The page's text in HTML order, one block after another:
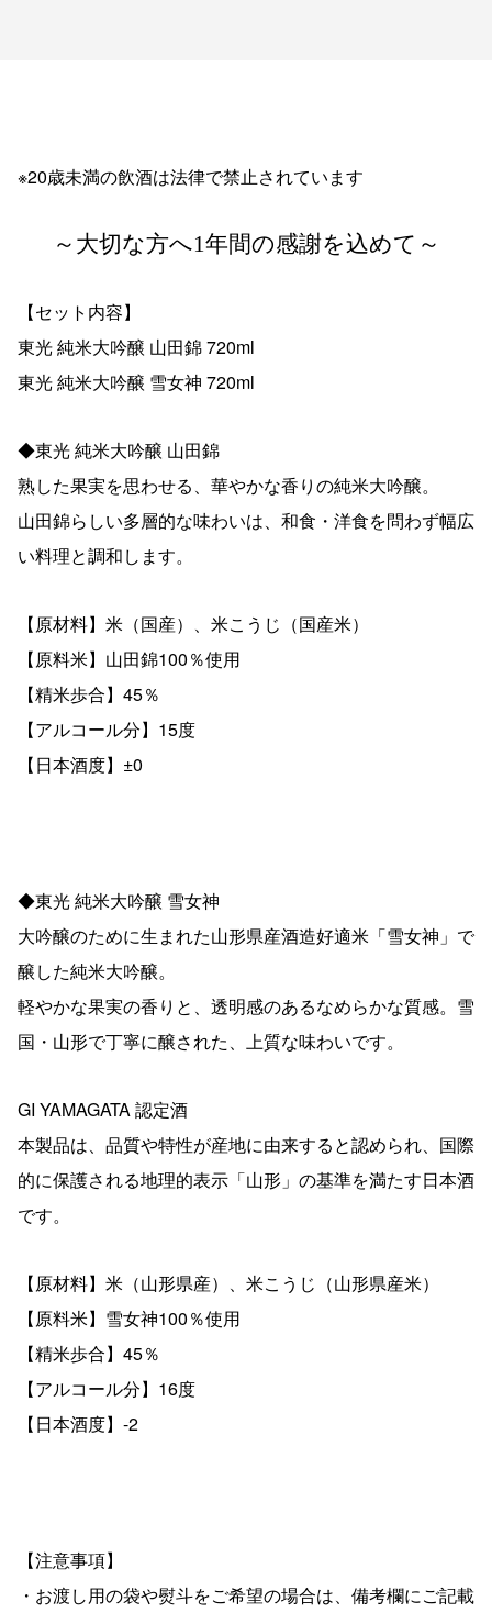
※20歳未満の飲酒は法律で禁止されています
～大切な方へ1年間の感謝を込めて～
【セット内容】
東光 純米大吟醸 山田錦 720ml
東光 純米大吟醸 雪女神 720ml
◆東光 純米大吟醸 山田錦
熟した果実を思わせる、華やかな香りの純米大吟醸。
山田錦らしい多層的な味わいは、和食・洋食を問わず幅広
い料理と調和します。
【原材料】米（国産）、米こうじ（国産米）
【原料米】山田錦100％使用
【精米歩合】45％
【アルコール分】15度
【日本酒度】±0
◆東光 純米大吟醸 雪女神
大吟醸のために生まれた山形県産酒造好適米「雪女神」で
醸した純米大吟醸。
軽やかな果実の香りと、透明感のあるなめらかな質感。雪
国・山形で丁寧に醸された、上質な味わいです。
GI YAMAGATA 認定酒
本製品は、品質や特性が産地に由来すると認められ、国際
的に保護される地理的表示「山形」の基準を満たす日本酒
です。
【原材料】米（山形県産）、米こうじ（山形県産米）
【原料米】雪女神100％使用
【精米歩合】45％
【アルコール分】16度
【日本酒度】-2
【注意事項】
・お渡し用の袋や熨斗をご希望の場合は、備考欄にご記載